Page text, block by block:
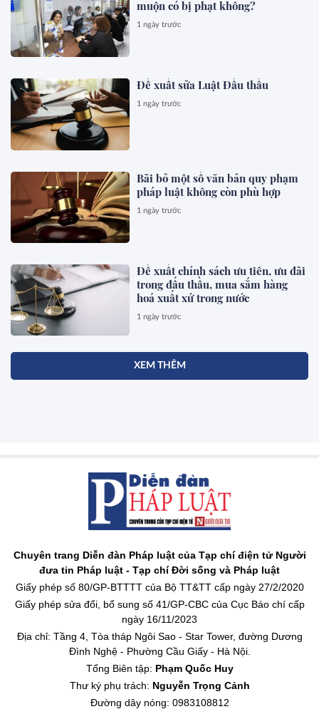
muộn có bị phạt không?
1 ngày trước
Đề xuất sửa Luật Đấu thầu
1 ngày trước
Bãi bỏ một số văn bản quy phạm
pháp luật không còn phù hợp
1 ngày trước
Đề xuất chính sách ưu tiên, ưu đãi
trong đấu thầu, mua sắm hàng
hoá xuất xứ trong nước
1 ngày trước
XEM THÊM
Chuyên trang Diễn đàn Pháp luật của Tạp chí điện tử Người
đưa tin Pháp luật - Tạp chí Đời sống và Pháp luật
Giấy phép số 80/GP-BTTTT của Bộ TT&TT cấp ngày 27/2/2020
Giấy phép sửa đổi, bổ sung số 41/GP-CBC của Cục Báo chí cấp
ngày 16/11/2023
Địa chỉ: Tầng 4, Tòa tháp Ngôi Sao - Star Tower, đường Dương
Đình Nghệ - Phường Cầu Giấy - Hà Nội.
Tổng Biên tập: Phạm Quốc Huy
Thư ký phụ trách: Nguyễn Trọng Cảnh
Đường dây nóng: 0983108812